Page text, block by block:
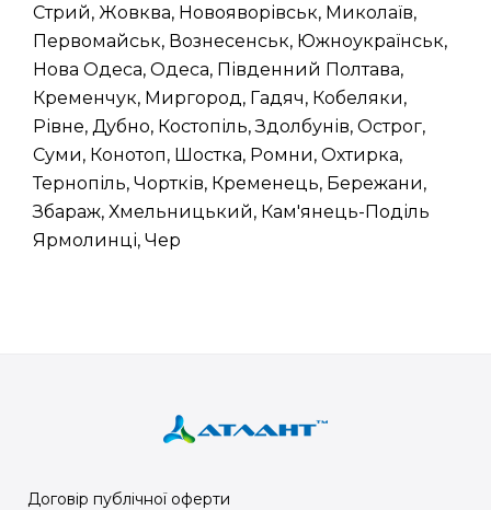
Стрий, Жовква, Новояворівськ, Миколаїв,
Первомайськ, Вознесенськ, Южноукраїнськ,
Нова Одеса, Одеса, Південний Полтава,
Кременчук, Миргород, Гадяч, Кобеляки,
Рівне, Дубно, Костопіль, Здолбунів, Острог,
Суми, Конотоп, Шостка, Ромни, Охтирка,
Тернопіль, Чортків, Кременець, Бережани,
Збараж, Хмельницький, Кам'янець-Поділь
Ярмолинці, Чер
Договір публічної оферти